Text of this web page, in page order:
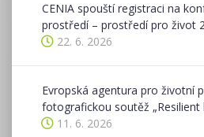
CENIA spouští registraci na
prostředí – prostředí pro život
22. 6. 2026
Evropská agentura pro životní
fotografickou soutěž „Resilient
11. 6. 2026